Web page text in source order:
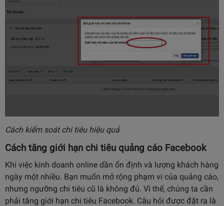
Cách kiểm soát chi tiêu hiệu quả
Cách tăng giới hạn chi tiêu quảng cáo Facebook
Khi việc kinh doanh online dần ổn định và lượng khách hàng
ngày một nhiều. Bạn muốn mở rộng phạm vi của quảng cáo,
nhưng ngưỡng chi tiêu cũ là không đủ. Vì thế, chúng ta cần
phải tăng giới hạn chi tiêu Facebook. Câu hỏi được đặt ra là